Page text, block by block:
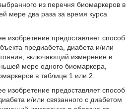
из перечня биомаркеров в
мере два раза за время курса
изобретение предоставляет способ
предиабета, диабета и/или
включающий измерение в
мере одного биомаркера,
в таблице 1 или 2.
изобретение предоставляет способ
и/или связанного с диабетом